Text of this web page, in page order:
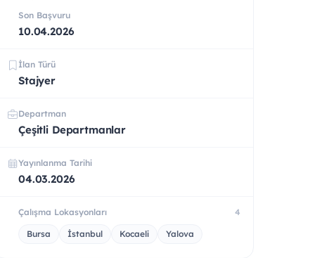
Son Başvuru
10.04.2026
İlan Türü
Stajyer
Departman
Çeşitli Departmanlar
Yayınlanma Tarihi
04.03.2026
Çalışma Lokasyonları 4
Bursa İstanbul Kocaeli Yalova